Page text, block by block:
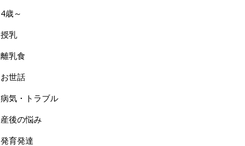
4歳～
授乳
離乳食
お世話
病気・トラブル
産後の悩み
発育発達